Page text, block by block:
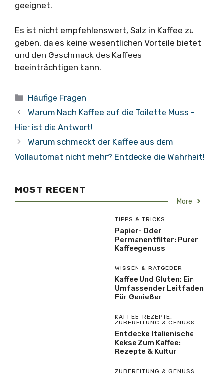
geeignet.
Es ist nicht empfehlenswert, Salz in Kaffee zu
geben, da es keine wesentlichen Vorteile bietet
und den Geschmack des Kaffees
beeinträchtigen kann.
Kategorien
Häufige Fragen
Warum Nach Kaffee auf die Toilette Muss –
Hier ist die Antwort!
Warum schmeckt der Kaffee aus dem
Vollautomat nicht mehr? Entdecke die Wahrheit!
MOST RECENT
More
TIPPS & TRICKS
Papier- Oder
Permanentfilter: Purer
Kaffeegenuss
WISSEN & RATGEBER
Kaffee Und Gluten: Ein
Umfassender Leitfaden
Für Genießer
KAFFEE-REZEPTE,
ZUBEREITUNG & GENUSS
Entdecke Italienische
Kekse Zum Kaffee:
Rezepte & Kultur
ZUBEREITUNG & GENUSS